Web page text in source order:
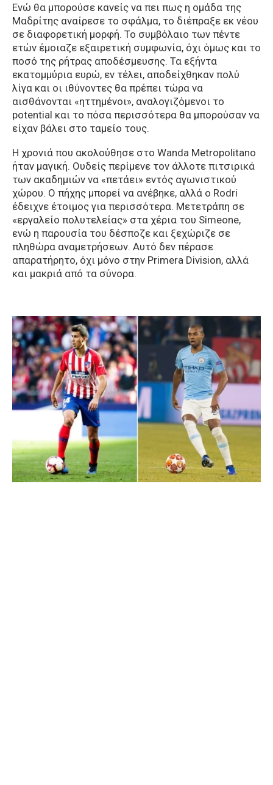
Ενώ θα μπορούσε κανείς να πει πως η ομάδα της
Μαδρίτης αναίρεσε το σφάλμα, το διέπραξε εκ νέου
σε διαφορετική μορφή. Το συμβόλαιο των πέντε
ετών έμοιαζε εξαιρετική συμφωνία, όχι όμως και το
ποσό της ρήτρας αποδέσμευσης. Τα εξήντα
εκατομμύρια ευρώ, εν τέλει, αποδείχθηκαν πολύ
λίγα και οι ιθύνοντες θα πρέπει τώρα να
αισθάνονται «ηττημένοι», αναλογιζόμενοι το
potential και το πόσα περισσότερα θα μπορούσαν να
είχαν βάλει στο ταμείο τους.
Η χρονιά που ακολούθησε στο Wanda Metropolitano
ήταν μαγική. Ουδείς περίμενε τον άλλοτε πιτσιρικά
των ακαδημιών να «πετάει» εντός αγωνιστικού
χώρου. Ο πήχης μπορεί να ανέβηκε, αλλά ο Rodri
έδειχνε έτοιμος για περισσότερα. Μετετράπη σε
«εργαλείο πολυτελείας» στα χέρια του Simeone,
ενώ η παρουσία του δέσποζε και ξεχώριζε σε
πληθώρα αναμετρήσεων. Αυτό δεν πέρασε
απαρατήρητο, όχι μόνο στην Primera Division, αλλά
και μακριά από τα σύνορα.